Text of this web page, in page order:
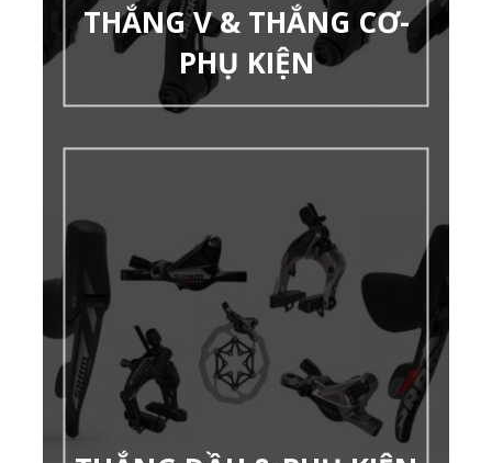
THẮNG V & THẮNG CƠ-
PHỤ KIỆN